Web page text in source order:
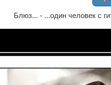
Блюз... - ...один человек с